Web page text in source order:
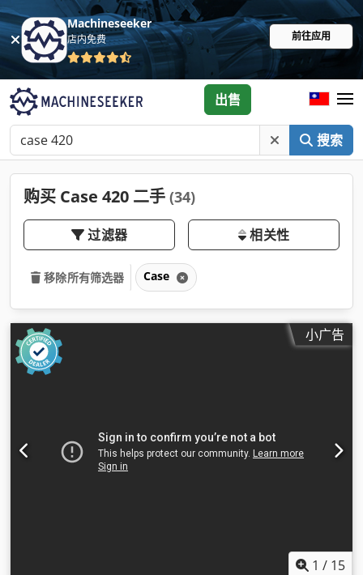
Machineseeker
店内免费 前往应用
搜索
出售
购买 Case 420 二手 (34)
过滤器 相关性
移除所有筛选器 Case
小广告
1 / 15